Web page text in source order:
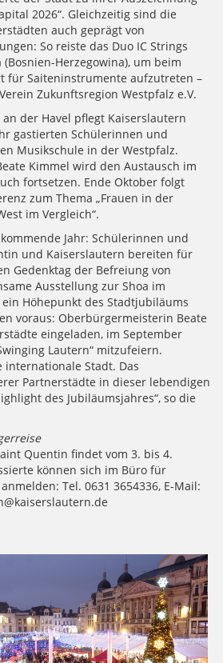
2026“. Gleichzeitig sind die
auch geprägt von
So reiste das Duo IC Strings
Herzegowina), um beim
für Saiteninstrumente aufzutreten –
Zukunftsregion Westpfalz e.V.
der Havel pflegt Kaiserslautern
gastierten Schülerinnen und
Musikschule in der Westpfalz.
Kimmel wird den Austausch im
fortsetzen. Ende Oktober folgt
zum Thema „Frauen in der
im Vergleich“.
Jahr: Schülerinnen und
und Kaiserslautern bereiten für
Gedenktag der Befreiung von
Ausstellung zur Shoa im
Höhepunkt des Stadtjubiläums
voraus: Oberbürgermeisterin Beate
eingeladen, im September
Lautern“ mitzufeiern.
internationale Stadt. Das
Partnerstädte in dieser lebendigen
des Jubiläumsjahres“, so die
Quentin findet vom 3. bis 4.
können sich im Büro für
Tel. 0631 3654336, E-Mail: